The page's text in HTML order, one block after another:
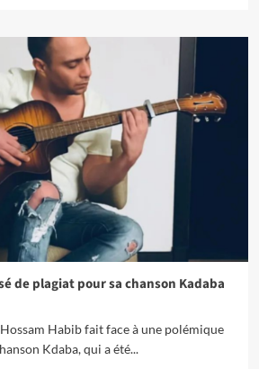
de plagiat pour sa chanson Kadaba
Habib fait face à une polémique
Kdaba, qui a été...